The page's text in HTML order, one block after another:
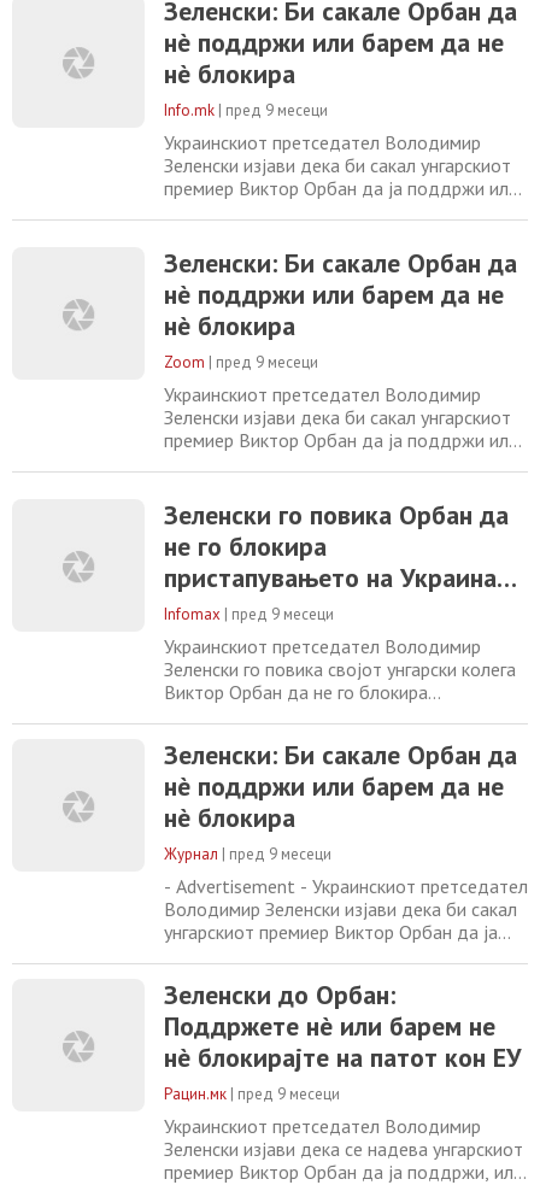
на Европската комисија за проширувањето
на ЕУ и намерата на Брисел да започне
преговори за пристапување со Киев до
крајот на 2025 година. „Унгарскиот народ
јасно стави до
Зеленски: Би сакале Орбан да
нè поддржи или барем да не
нè блокира
Info.mk | пред 9 месеци
Украинскиот претседател Володимир
Зеленски изјави дека би сакал унгарскиот
премиер Виктор Орбан да ја поддржи или
На форум за проширување на ЕУ во
Брисел, Зеленски рече дека „Орбан има
што да ѝ понуди на Украина, која во
моментов ја брани цела Европа од Русија“.
Зеленски: Би сакале Орбан да
нè поддржи или барем да не
нè блокира
Zoom | пред 9 месеци
Украинскиот претседател Володимир
Зеленски изјави дека би сакал унгарскиот
премиер Виктор Орбан да ја поддржи или
На форум за проширување на ЕУ во
Брисел, Зеленски рече дека „Орбан има
што да ѝ понуди на Украина, која во
моментов ја брани цела Европа од Русија“.
Зеленски го повика Орбан да
не го блокира
пристапувањето на Украина
во ЕУ
Infomax | пред 9 месеци
Украинскиот претседател Володимир
Зеленски го повика својот унгарски колега
Виктор Орбан да не го блокира
би сакале унгарскиот премиер да нè
поддржи или барем да не нè блокира“,
рече Зеленски на форумот на „Еуроњуз“ за
проширувањето на ЕУ во Брисел.
Украинскиот претседател
Зеленски: Би сакале Орбан да
нè поддржи или барем да не
нè блокира
Журнал | пред 9 месеци
- Advertisement - Украинскиот претседател
Володимир Зеленски изјави дека би сакал
унгарскиот премиер Виктор Орбан да ја
Европската унија. На форум за
проширување на ЕУ во Брисел, Зеленски
рече дека „Орбан има што да ѝ понуди на
Украина, која во моментов ја брани цела
Европа
Зеленски до Орбан:
Поддржете нè или барем не
нè блокирајте на патот кон ЕУ
Рацин.мк | пред 9 месеци
Украинскиот претседател Володимир
Зеленски изјави дека се надева унгарскиот
премиер Виктор Орбан да ја поддржи, или